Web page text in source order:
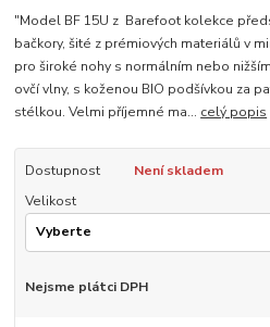
"Model BF 15U z Barefoot kolekce
bačkory, šité z prémiových materiálů v
pro široké nohy s normálním nebo
ovčí vlny, s koženou BIO podšívkou za
stélkou. Velmi příjemné ma... celý popis
Dostupnost
Není skladem
Velikost
Nejsme plátci DPH